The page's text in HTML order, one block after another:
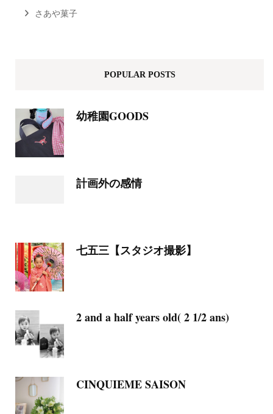
さあや菓子
POPULAR POSTS
幼稚園GOODS
計画外の感情
七五三【スタジオ撮影】
2 and a half years old( 2 1/2 ans)
CINQUIEME SAISON